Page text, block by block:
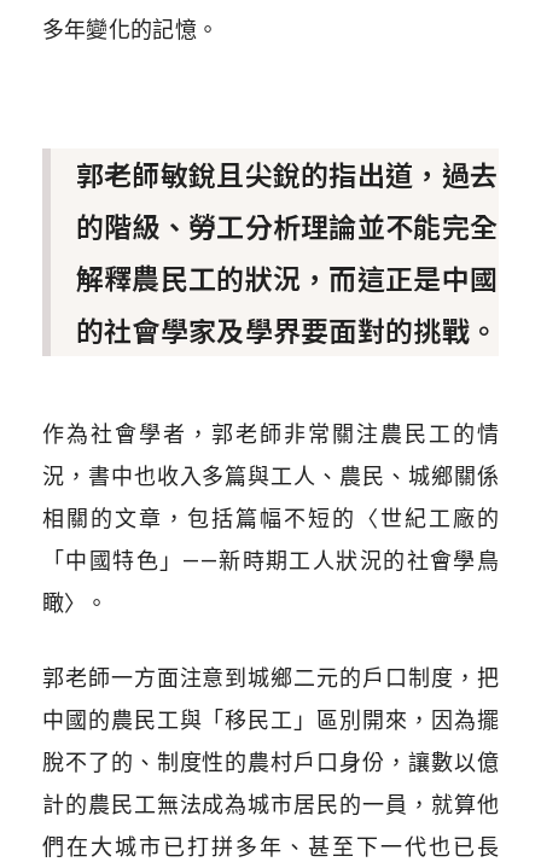
多年變化的記憶。
郭老師敏銳且尖銳的指出道，過去
的階級、勞工分析理論並不能完全
解釋農民工的狀況，而這正是中國
的社會學家及學界要面對的挑戰。
作為社會學者，郭老師非常關注農民工的情
況，書中也收入多篇與工人、農民、城鄉關係
相關的文章，包括篇幅不短的〈世紀工廠的
「中國特色」——新時期工人狀況的社會學鳥
瞰〉。
郭老師一方面注意到城鄉二元的戶口制度，把
中國的農民工與「移民工」區別開來，因為擺
脫不了的、制度性的農村戶口身份，讓數以億
計的農民工無法成為城市居民的一員，就算他
們在大城市已打拼多年、甚至下一代也已長